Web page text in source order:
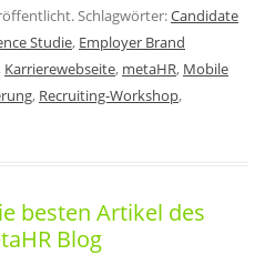
Schlagwörter:Candidate
Studie, Employer Brand
Karrierewebseite, metaHR, Mobile
, Recruiting-Workshop,
besten Artikel des
Blog